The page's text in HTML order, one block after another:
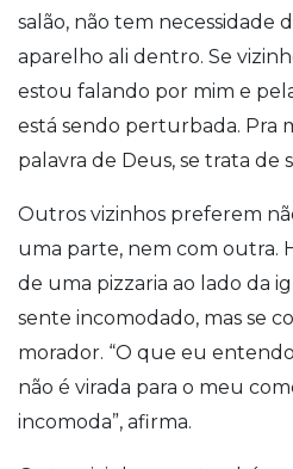
salão, não tem necessidade
aparelho ali dentro. Se
estou falando por mim e
está sendo perturbada. Pra
palavra de Deus, se trata de
Outros vizinhos preferem
uma parte, nem com outra.
de uma pizzaria ao lado da
sente incomodado, mas se
morador. “O que eu
não é virada para o meu
incomoda”, afirma.